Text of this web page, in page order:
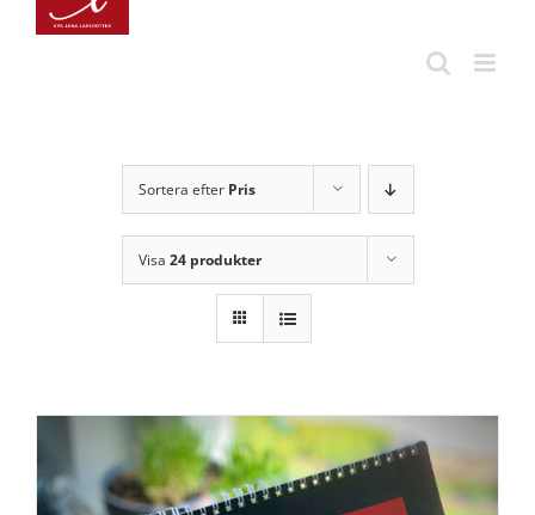
Fortsätt
Sortera efter Pris
Visa 24 produkter